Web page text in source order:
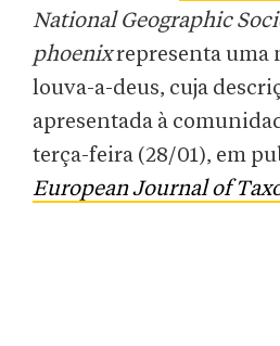
National Geographic
phoenixrepresenta uma
louva-a-deus, cuja
apresentada à
terça-feira (28/01), em
European Journal of